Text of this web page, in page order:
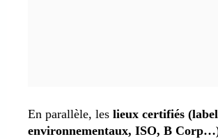
En parallèle, les lieux certifiés
environnementaux, ISO, B